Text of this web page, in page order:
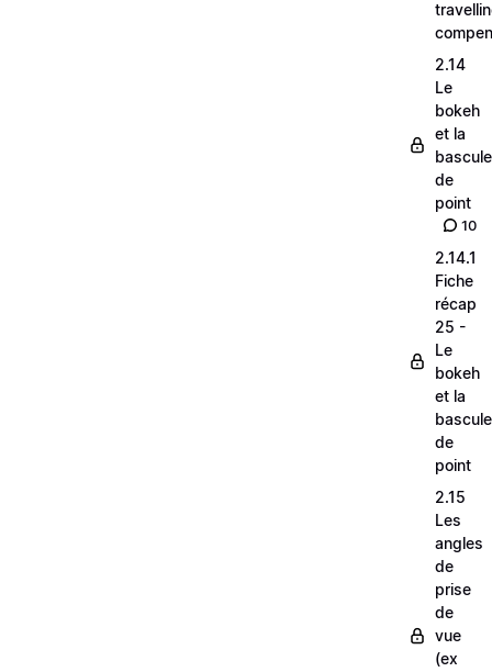
2.14
Le
bokeh
et la
bascule
de
point
10
2.14.1
Fiche
récap
25 -
Le
bokeh
et la
bascule
de
point
2.15
Les
angles
de
prise
de
vue
(ex